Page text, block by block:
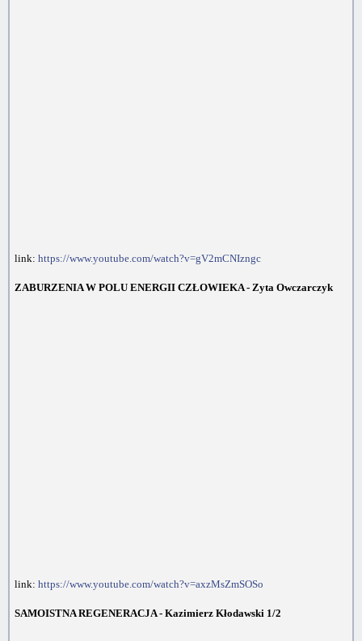
link: https://www.youtube.com/watch?v=gV2mCNIzngc
ZABURZENIA W POLU ENERGII CZŁOWIEKA - Zyta Owczarczyk
link: https://www.youtube.com/watch?v=axzMsZmSOSo
SAMOISTNA REGENERACJA - Kazimierz Kłodawski 1/2